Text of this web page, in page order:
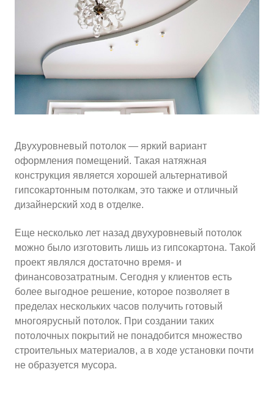
10м 2 ≈4310
Ориентировочная площадь Вашего потолка
Подобрать исполнителя
Двухуровневый потолок — яркий вариант
оформления помещений. Такая натяжная
конструкция является хорошей альтернативой
гипсокартонным потолкам, это также и отличный
дизайнерский ход в отделке.
Еще несколько лет назад двухуровневый потолок
можно было изготовить лишь из гипсокартона. Такой
проект являлся достаточно время- и
финансовозатратным. Сегодня у клиентов есть
более выгодное решение, которое позволяет в
пределах нескольких часов получить готовый
многоярусный потолок. При создании таких
потолочных покрытий не понадобится множество
строительных материалов, а в ходе установки почти
не образуется мусора.